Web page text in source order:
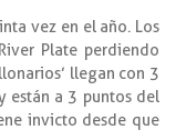
vez en el año. Los
Plate perdiendo
llegan con 3
están a 3 puntos del
invicto desde que